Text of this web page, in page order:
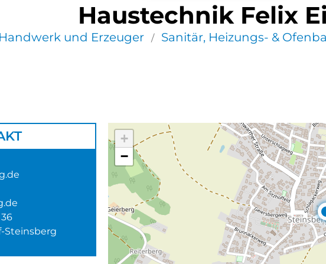
Haustechnik Felix
Handwerk und Erzeuger / Sanitär, Heizungs- &
Steinsberg
+
−